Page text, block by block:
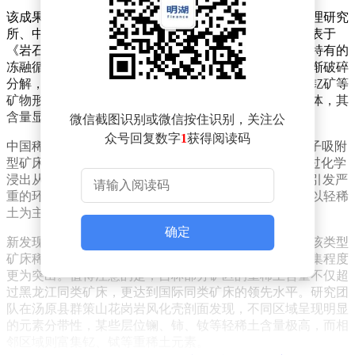
该成果由黑龙江省地质矿产局联合中科院地质与地球物理研究
所、中科院大学地球与行星科学学院完成，相关论文发表于
《岩石学报》。研究显示，这种新型矿床的形成与北方特有的
冻融循环密切相关——碱性花岗岩在反复冻胀作用下逐渐破碎
分解，形成松散的砂质结构，稀土元素则以独居石和磷钇矿等
矿物形式赋存其中。其中磷钇矿作为重稀土钇的主要载体，其
含量显著高于传统矿床。
中国稀土产业长期呈现"南重北轻"的分布特征。南方离子吸附
型矿床虽贡献了全球90%的重稀土供应，但其开采需通过化学
浸出从黏土中提取，不仅造成20%-25%的资源流失，更引发严
重的环境问题。而北方传统矿床如内蒙古白云鄂博矿则以轻稀
土为主，重稀土储量有限。
新发现的解离型矿床展现出显著优势。采样数据显示，该类型
矿床稀土总含量普遍高于离子吸附型矿床，且轻稀土富集程度
更为突出。值得注意的是，吉林部分矿区的重稀土含量不仅超
过黑龙江同类矿床，更达到国际同类矿床的领先水平。研究团
队在汤原县群策山花岗岩风化壳剖面发现，不同区域呈现明显
的元素分带性，某些层位镧、铈、钕等轻稀土含量极高，而相
微信截图识别或微信按住识别，关注公
众号回复数字1获得阅读码
确定